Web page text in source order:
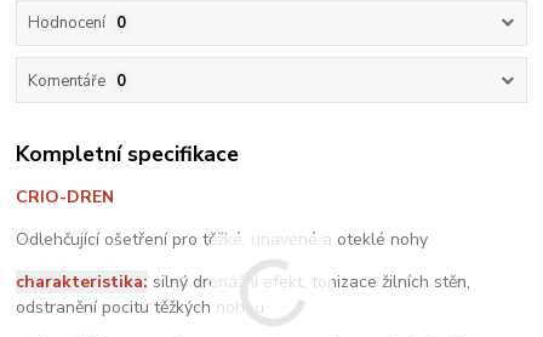
Hodnocení 0
Komentáře 0
Kompletní specifikace
CRIO-DREN
Odlehčující ošetření pro těžké, unavené a oteklé nohy
charakteristika: silný drenážní efekt, tonizace žilních stěn,
odstranění pocitu těžkých nohou